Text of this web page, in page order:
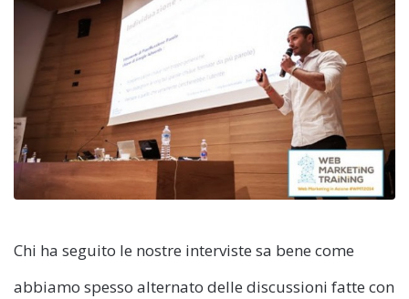
Chi ha seguito le nostre interviste sa bene come
abbiamo spesso alternato delle discussioni fatte con